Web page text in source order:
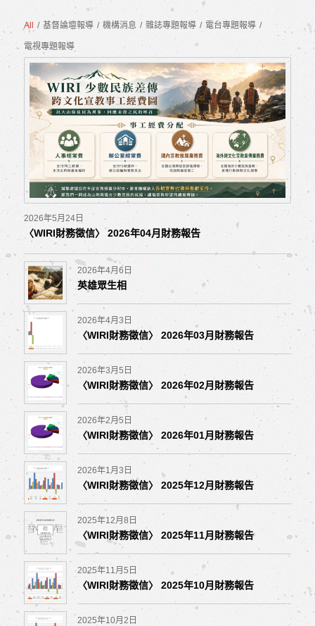
All / 基督論壇報導 / 機構消息 / 雜誌專題報導 / 電台專題報導 /
電視專題報導
2026年5月24日
〈WIRI財務徵信〉 2026年04月財務報告
2026年4月6日
英雄眾生相
2026年4月3日
〈WIRI財務徵信〉 2026年03月財務報告
2026年3月5日
〈WIRI財務徵信〉 2026年02月財務報告
2026年2月5日
〈WIRI財務徵信〉 2026年01月財務報告
2026年1月3日
〈WIRI財務徵信〉 2025年12月財務報告
2025年12月8日
〈WIRI財務徵信〉 2025年11月財務報告
2025年11月5日
〈WIRI財務徵信〉 2025年10月財務報告
2025年10月2日